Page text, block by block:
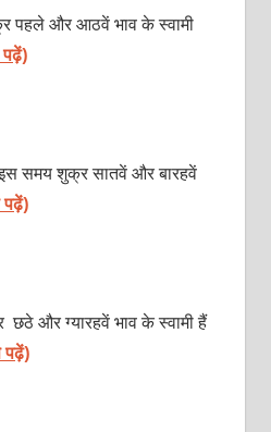
पहले और आठवें भाव के स्वामी
पढ़ें)
इस समय शुक्र सातवें और बारहवें
पढ़ें)
छठे और ग्यारहवें भाव के स्वामी हैं
पढ़ें)